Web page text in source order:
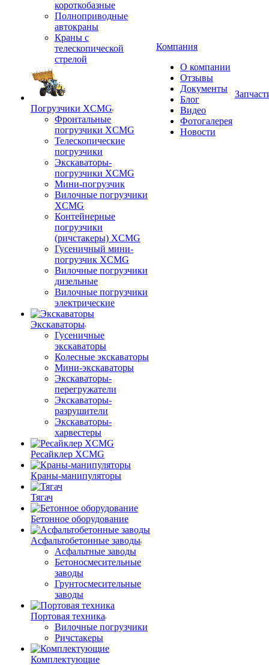
короткобазные
Полноприводные
автокраны
Краны с
телескопической
стрелой
Погрузчики XCMG
Фронтальные
погрузчики XCMG
Телескопические
погрузчики
Экскаваторы-
погрузчики XCMG
Мини-погрузчик
Вилочные погрузчики
XCMG
Контейнерные
погрузчики
(ричстакеры) XCMG
Гусеничный мини-
погрузчик XCMG
Вилочные погрузчики
дизельные
Вилочные погрузчики
электрические
Экскаваторы
Гусеничные
экскаваторы
Колесные экскаваторы
Мини-экскаваторы
Экскаваторы-
перегружатели
Экскаваторы-
разрушители
Экскаваторы-
харвестеры
Ресайклер XCMG
Краны-манипуляторы
Тягач
Бетонное оборудование
Асфальтобетонные заводы
Асфальтные заводы
Бетоносмесительные
заводы
Грунтосмесительные
заводы
Портовая техника
Вилочные погрузчики
Ричстакеры
Комплектующие
Компания
О компании
Отзывы
Документы
Блог
Видео
Фотогалерея
Новости